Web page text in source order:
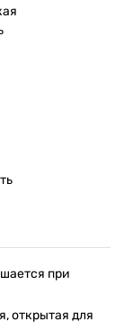
при
открытая для